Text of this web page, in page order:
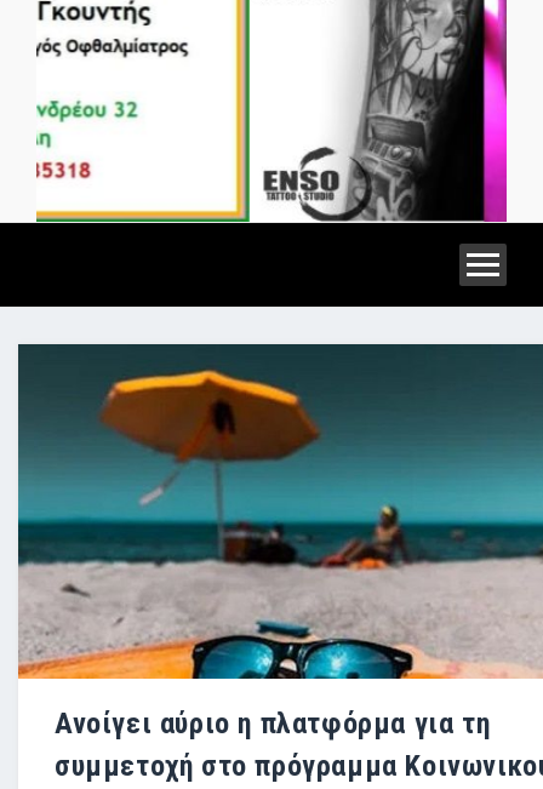
Ανοίγει αύριο η πλατφόρμα για τη
συμμετοχή στο πρόγραμμα